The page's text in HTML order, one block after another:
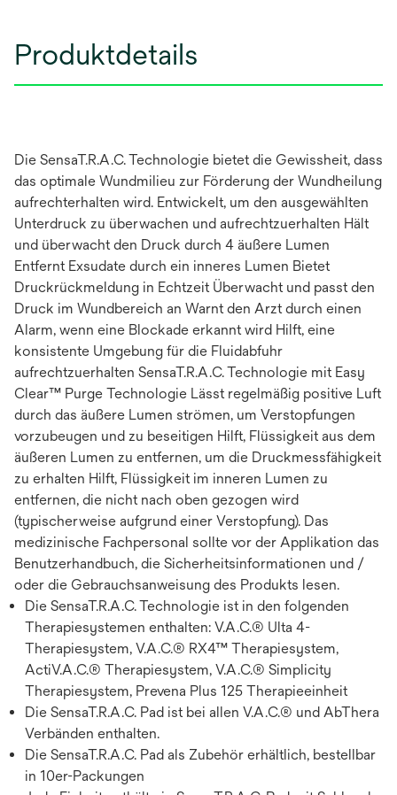
Produktdetails
Die SensaT.R.A.C. Technologie bietet die Gewissheit, dass
das optimale Wundmilieu zur Förderung der Wundheilung
aufrechterhalten wird. Entwickelt, um den ausgewählten
Unterdruck zu überwachen und aufrechtzuerhalten Hält
und überwacht den Druck durch 4 äußere Lumen
Entfernt Exsudate durch ein inneres Lumen Bietet
Druckrückmeldung in Echtzeit Überwacht und passt den
Druck im Wundbereich an Warnt den Arzt durch einen
Alarm, wenn eine Blockade erkannt wird Hilft, eine
konsistente Umgebung für die Fluidabfuhr
aufrechtzuerhalten SensaT.R.A.C. Technologie mit Easy
Clear™ Purge Technologie Lässt regelmäßig positive Luft
durch das äußere Lumen strömen, um Verstopfungen
vorzubeugen und zu beseitigen Hilft, Flüssigkeit aus dem
äußeren Lumen zu entfernen, um die Druckmessfähigkeit
zu erhalten Hilft, Flüssigkeit im inneren Lumen zu
entfernen, die nicht nach oben gezogen wird
(typischerweise aufgrund einer Verstopfung). Das
medizinische Fachpersonal sollte vor der Applikation das
Benutzerhandbuch, die Sicherheitsinformationen und /
oder die Gebrauchsanweisung des Produkts lesen.
Die SensaT.R.A.C. Technologie ist in den folgenden
Therapiesystemen enthalten: V.A.C.® Ulta 4-
Therapiesystem, V.A.C.® RX4™ Therapiesystem,
ActiV.A.C.® Therapiesystem, V.A.C.® Simplicity
Therapiesystem, Prevena Plus 125 Therapieeinheit
Die SensaT.R.A.C. Pad ist bei allen V.A.C.® und AbThera
Verbänden enthalten.
Die SensaT.R.A.C. Pad als Zubehör erhältlich, bestellbar
in 10er-Packungen